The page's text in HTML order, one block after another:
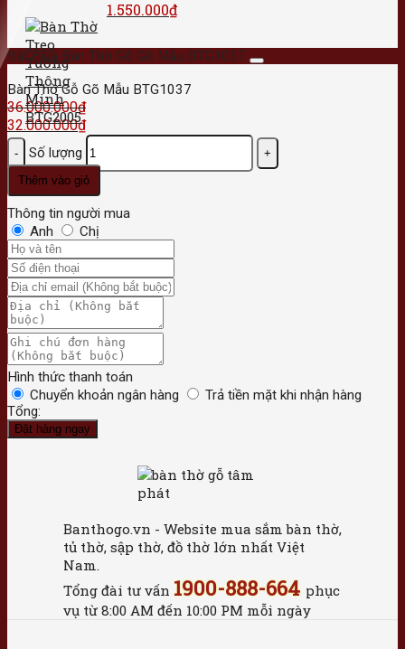
1.550.000₫
Đặt mua Bàn Thờ Gỗ Gõ Mẫu BTG1037
Bàn Thờ Gỗ Gõ Mẫu BTG1037
36.000.000₫
32.000.000₫
Số lượng
Thêm vào giỏ
Thông tin người mua
Anh
Chị
Hình thức thanh toán
Chuyển khoản ngân hàng
Trả tiền mặt khi nhận hàng
Tổng:
Đặt hàng ngay
Banthogo.vn - Website mua sắm bàn thờ,
tủ thờ, sập thờ, đồ thờ lớn nhất Việt
Nam.
Tổng đài tư vấn 1900-888-664 phục
vụ từ 8:00 AM đến 10:00 PM mỗi ngày